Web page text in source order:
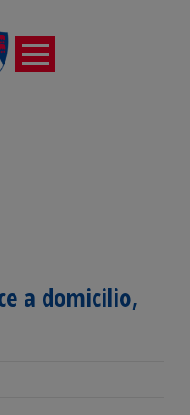
a domicilio,